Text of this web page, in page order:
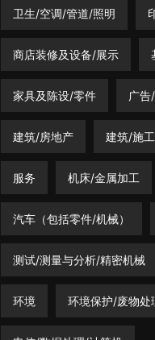
卫生/空调/管道/照明
商店装修及设备/展示
家具及陈设/零件 广告
建筑/房地产 建筑/施工
服务 机床/金属加工
汽车（包括零件/机械）
测试/测量与分析/精密机械
环境 环境保护/废物处